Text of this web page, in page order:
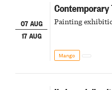
07 AUG
17 AUG
Contemporary
Painting
Mango